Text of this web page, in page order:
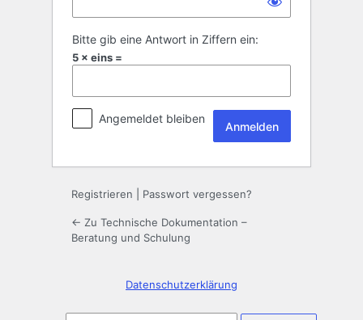
Bitte gib eine Antwort in Ziffern ein:
5 × eins =
Angemeldet bleiben
Registrieren Passwort vergessen?
← Zu Technische Dokumentation –
Beratung und Schulung
Datenschutzerklärung